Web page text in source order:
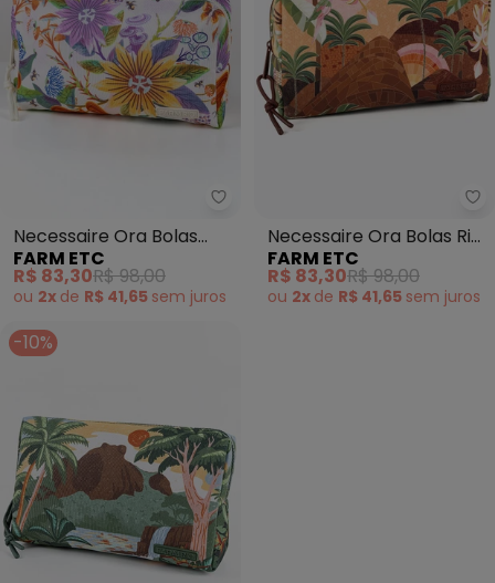
Farm Etc - Necessaire Ora
Necessaire Ora Bolas
Midnight Macaw (Off
White)
FARM ETC
R$ 83,30R$ 98,00
ou 2x de R$ 41,65 sem juros
Necessaire Ora Bolas Rio
de Mosaico (Marrom)
FARM ETC
R$ 83,30R$ 98,00
ou 2x de R$ 41,65 sem juros
-10%